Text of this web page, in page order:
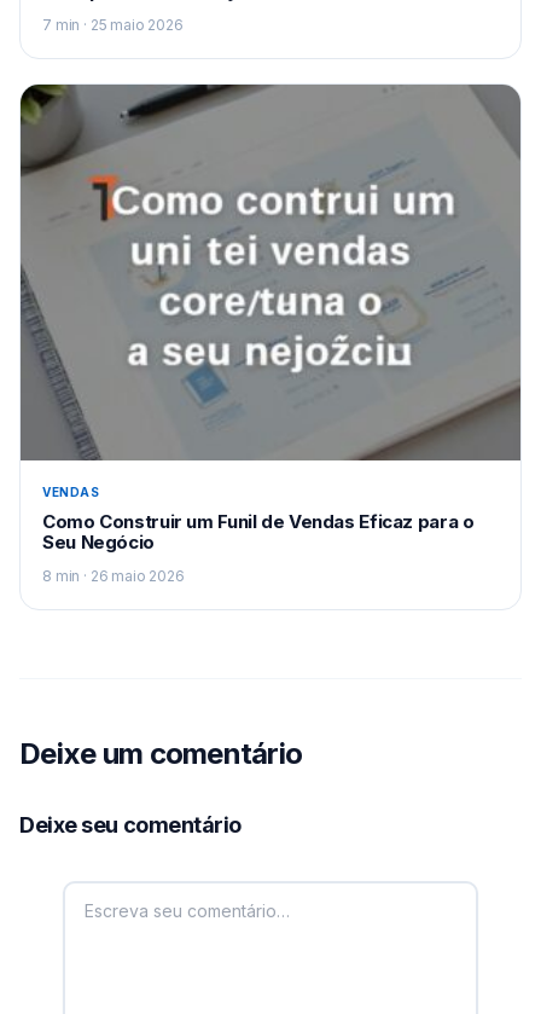
7 min · 25 maio 2026
VENDAS
Como Construir um Funil de Vendas Eficaz para o
Seu Negócio
8 min · 26 maio 2026
Deixe um comentário
Deixe seu comentário